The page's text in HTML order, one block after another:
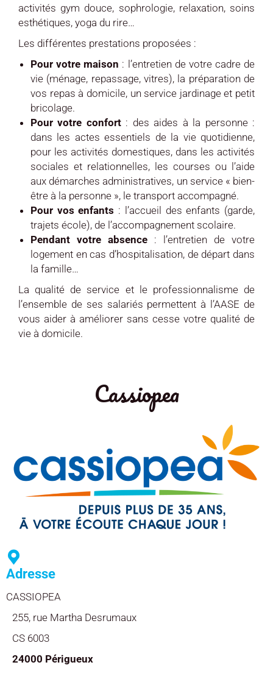
activités gym douce, sophrologie, relaxation, soins
esthétiques, yoga du rire…
Les différentes prestations proposées :
Pour votre maison : l’entretien de votre cadre de
vie (ménage, repassage, vitres), la préparation de
vos repas à domicile, un service jardinage et petit
bricolage.
Pour votre confort : des aides à la personne :
dans les actes essentiels de la vie quotidienne,
pour les activités domestiques, dans les activités
sociales et relationnelles, les courses ou l’aide
aux démarches administratives, un service « bien-
être à la personne », le transport accompagné.
Pour vos enfants : l’accueil des enfants (garde,
trajets école), de l’accompagnement scolaire.
Pendant votre absence : l’entretien de votre
logement en cas d’hospitalisation, de départ dans
la famille…
La qualité de service et le professionnalisme de
l’ensemble de ses salariés permettent à l’AASE de
vous aider à améliorer sans cesse votre qualité de
vie à domicile.
Cassiopea
Adresse
CASSIOPEA
255, rue Martha Desrumaux
CS 6003
24000 Périgueux